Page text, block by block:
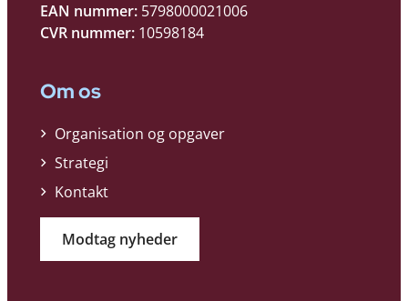
EAN nummer: 5798000021006
CVR nummer: 10598184
Om os
Organisation og opgaver
Strategi
Kontakt
Modtag nyheder